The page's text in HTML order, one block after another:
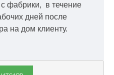
фабрики, в течение
дней после
на дом клиенту.